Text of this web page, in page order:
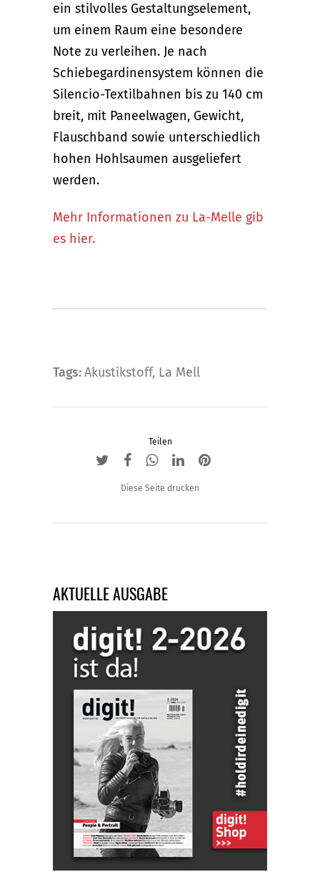
ein stilvolles Gestaltungselement,
um einem Raum eine besondere
Note zu verleihen. Je nach
Schiebegardinensystem können die
Silencio-Textilbahnen bis zu 140 cm
breit, mit Paneelwagen, Gewicht,
Flauschband sowie unterschiedlich
hohen Hohlsaumen ausgeliefert
werden.
Mehr Informationen zu La-Melle gib
es hier.
Tags: Akustikstoff, La Mell
Teilen
Diese Seite drucken
AKTUELLE AUSGABE